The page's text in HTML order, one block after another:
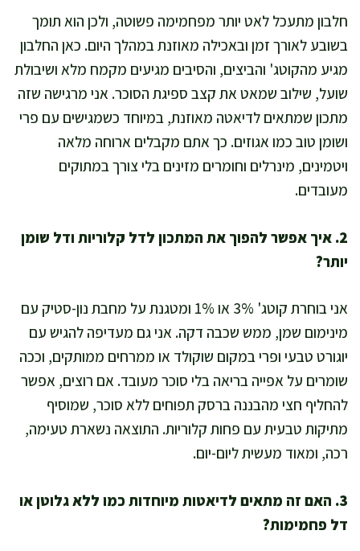
חלבון מתעכל לאט יותר מפחמימה פשוטה, ולכן הוא תומך
בשובע לאורך זמן ובאכילה מאוזנת במהלך היום. כאן החלבון
מגיע מהקוטג' והביצים, והסיבים מגיעים מקמח מלא ושיבולת
שועל, שילוב שמאט את קצב ספיגת הסוכר. אני מרגישה שזה
מתכון שמתאים לדיאטה מאוזנת, במיוחד כשמגישים עם פרי
ושומן טוב כמו אגוזים. כך אתם מקבלים ארוחה מלאה
ויטמינים, מינרלים וחומרים מזינים בלי צורך במתוקים
מעובדים.
2. איך אפשר להפוך את המתכון לדל קלוריות ודל שומן
יותר?
אני בוחרת קוטג' 3% או 1% ומטגנת על מחבת נון-סטיק עם
מינימום שמן, ממש שכבה דקה. אני גם מעדיפה להגיש עם
יוגורט טבעי ופרי במקום שוקולד או ממרחים ממותקים, וככה
שומרים על אפייה בריאה בלי סוכר מעובד. אם רוצים, אפשר
להחליף חצי מהבננה ברסק תפוחים ללא סוכר, שמוסיף
מתיקות טבעית עם פחות קלוריות. התוצאה נשארת טעימה,
רכה, ומאוד מעשית ליום-יום.
3. האם זה מתאים לדיאטות מיוחדות כמו ללא גלוטן או
דל פחמימות?